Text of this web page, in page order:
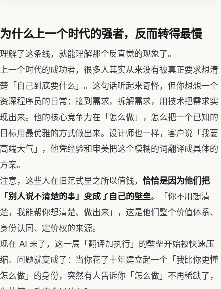
为什么上一个时代的强者，反而转得最慢
理解了这条线，就能理解那个反直觉的现象了。
上一个时代的成功者，很多人其实从来没有被真正要求想清
楚「自己到底要什么」。这句话听起来奇怪，但你想想一个
资深程序员的日常：接到需求，拆解需求，用技术把需求实
现出来。他的核心竞争力在「怎么做」，怎么把一个已知的
目标用最优雅的方式做出来。设计师也一样，客户说「我要
高端大气」，他凭经验和审美把这个模糊的词翻译成具体的
方案。
注意，这些人在旧范式里之所以值钱， 恰恰是因为他们把
「别人说不清楚的事」变成了自己的壁垒。「你不用想清
楚，我能帮你想清楚、做出来」，这是他们整个价值体系、
身份认同、定价权的来源。
现在 AI 来了，这一层「翻译加执行」的壁垒开始被快速压
缩。问题就变成了：当你花了十年建立起一个「我比你更懂
怎么做」的身份，突然有人告诉你「怎么做」不再稀缺了，